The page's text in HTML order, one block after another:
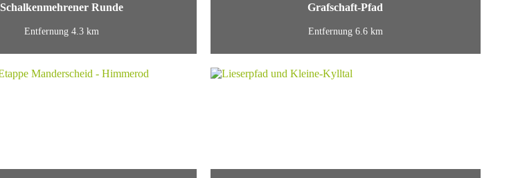
Schalkenmehrener Runde
Entfernung 4.3 km
Grafschaft-Pfad
Entfernung 6.6 km